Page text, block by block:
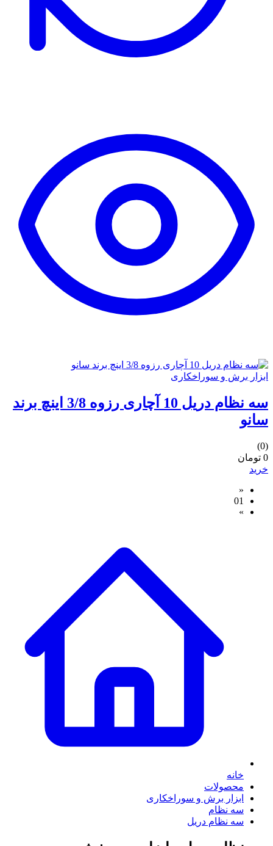
ابزار برش و سوراخکاری
سه نظام دریل 10 آچاری رزوه 3/8 اینچ برند
سانو
(0)
0 تومان
خرید
«
01
»
خانه
محصولات
ابزار برش و سوراخکاری
سه نظام
سه نظام دریل